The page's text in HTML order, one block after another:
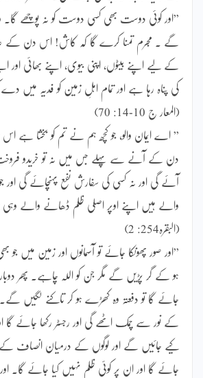
”اور کوئی دوست بھی کسی دوست کو نہ پوچھے گا۔
گے ۔ مجرم تمنا کرے گا کہ کاش! اس دن کے
کے لیے اپنے بیٹوں، اپنی بیوی، اپنے بھائی اور
کی پناہ رہا ہے اور تمام اہلِ زمین کو فدیہ میں
(المعار ج 10-14: 70)
” اے ایمان والو، جو کچھ ہم نے تم کو بخشا ہے
دن کے آنے سے پہلے جس میں نہ تو خریدو فروخت
آئے گی اور نہ کسی کی سفارش نفع پہنچائے گی اور
والے ہیں اپنے اوپر اصلی ظلم ڈھانے والے
(البقرہ254: 2)
”اور صور پھونکا جائے تو آسمانوں اور زمین
ہو کے گر پڑیں گے مگر جن کو اللہ چاہے۔ پھر
جائے گا تو دفعتہ وہ کھڑے ہو کر تاکنے لگیں
کے نور سے چمک اٹھے گی اور رجسٹر رکھا جائے گا اور
کیے جائیں گے اور لوگوں کے درمیان انصاف کے
جائے گا اور ان پر کوئی ظلم نہیں کیا جائے گا۔